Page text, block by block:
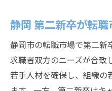
第二新卒が静岡
秘訣
静岡 第二新卒の
ント
第二新卒とは無
静岡 第二新卒が転
静岡市の転職市場で第二新
求職者双方のニーズが合致
若手人材を確保し、組織の